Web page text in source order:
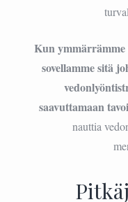
Kun
sovellamme sitä
saavuttamaan
nauttia